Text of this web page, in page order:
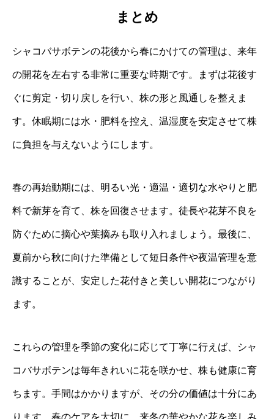
まとめ
シャコバサボテンの花後から春にかけての管理は、来年
の開花を左右する非常に重要な時期です。まずは花後す
ぐに剪定・切り戻しを行い、株の形と風通しを整えま
す。休眠期には水・肥料を控え、温湿度を安定させて株
に負担を与えないようにします。
春の再始動期には、明るい光・適温・適切な水やりと肥
料で新芽を育て、株を回復させます。徒長や花芽不良を
防ぐために摘心や葉摘みも取り入れましょう。最後に、
夏前から秋に向けた準備として短日条件や夜温管理を意
識することが、安定した花付きと美しい開花につながり
ます。
これらの管理を季節の変化に応じて丁寧に行えば、シャ
コバサボテンは毎年きれいに花を咲かせ、株も健康に育
ちます。手間はかかりますが、その分の価値は十分にあ
ります。春のケアを大切に、来冬の華やかな花を楽しみ